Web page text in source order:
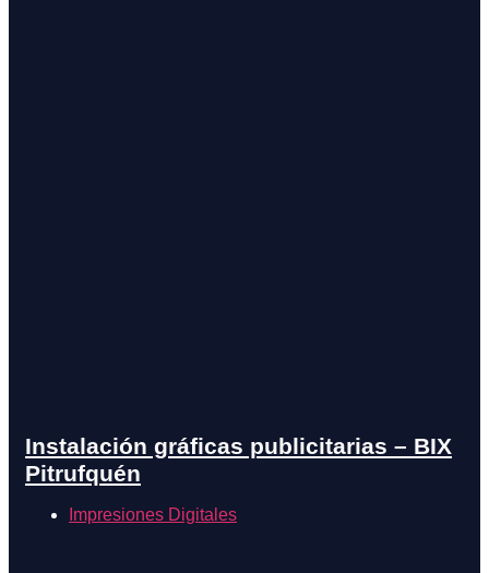
Instalación gráficas publicitarias – BIX
Pitrufquén
Impresiones Digitales